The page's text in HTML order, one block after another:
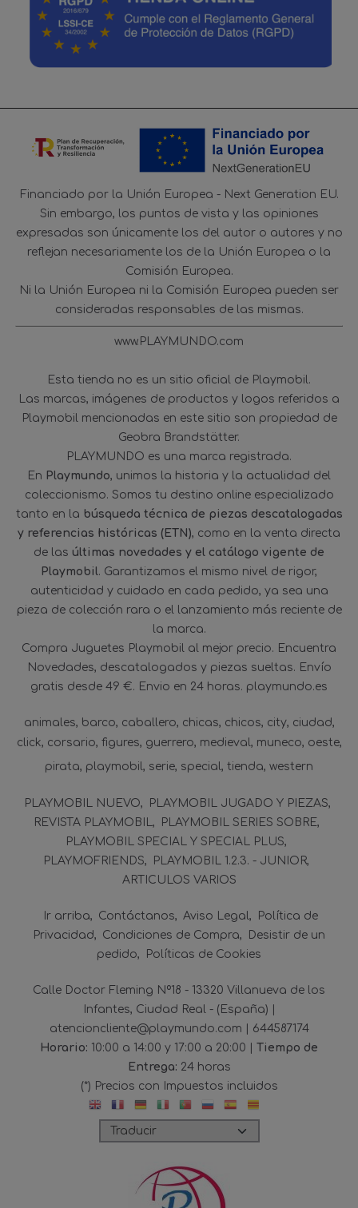
Financiado por la Unión Europea - Next Generation EU.
Sin embargo, los puntos de vista y las opiniones
expresadas son únicamente los del autor o autores y no
reflejan necesariamente los de la Unión Europea o la
Comisión Europea.
Ni la Unión Europea ni la Comisión Europea pueden ser
consideradas responsables de las mismas.
www.PLAYMUNDO.com
Esta tienda no es un sitio oficial de Playmobil.
Las marcas, imágenes de productos y logos referidos a
Playmobil mencionadas en este sitio son propiedad de
Geobra Brandstätter.
PLAYMUNDO es una marca registrada.
En Playmundo, unimos la historia y la actualidad del
coleccionismo. Somos tu destino online especializado
tanto en la búsqueda técnica de piezas descatalogadas
y referencias históricas (ETN), como en la venta directa
de las últimas novedades y el catálogo vigente de
Playmobil. Garantizamos el mismo nivel de rigor,
autenticidad y cuidado en cada pedido, ya sea una
pieza de colección rara o el lanzamiento más reciente de
la marca.
Compra Juguetes Playmobil al mejor precio. Encuentra
Novedades, descatalogados y piezas sueltas. Envío
gratis desde 49 €. Envio en 24 horas. playmundo.es
animales barco caballero chicas chicos city ciudad
click corsario figures guerrero medieval muneco oeste
pirata playmobil serie special tienda western
PLAYMOBIL NUEVO
PLAYMOBIL JUGADO Y PIEZAS
REVISTA PLAYMOBIL
PLAYMOBIL SERIES SOBRE
PLAYMOBIL SPECIAL Y SPECIAL PLUS
PLAYMOFRIENDS
PLAYMOBIL 1.2.3. - JUNIOR
ARTICULOS VARIOS
Ir arriba Contáctanos Aviso Legal
Política de
Privacidad
Condiciones de Compra
Desistir de un
pedido
Políticas de Cookies
Calle Doctor Fleming Nº18 - 13320 Villanueva de los
Infantes, Ciudad Real - (España) |
atencioncliente@playmundo.com | 644587174
Horario: 10:00 a 14:00 y 17:00 a 20:00 | Tiempo de
Entrega: 24 horas
(*) Precios con Impuestos incluidos